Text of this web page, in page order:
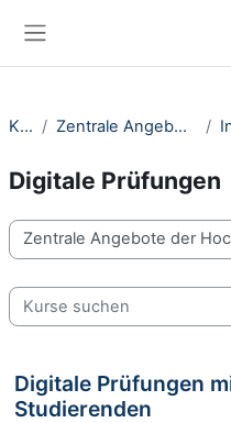
Kurse Zentrale Angebote der Hochschule
Digitale Prüfungen
Kursbereiche
Kurse suchen
Digitale Prüfungen
Studierenden